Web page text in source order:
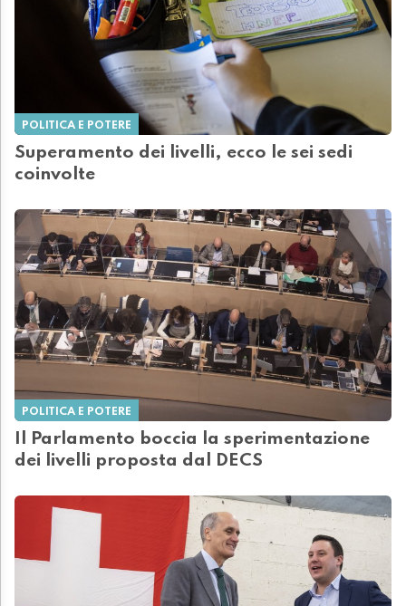
POLITICA E POTERE
Superamento dei livelli, ecco le sei sedi
coinvolte
POLITICA E POTERE
Il Parlamento boccia la sperimentazione
dei livelli proposta dal DECS